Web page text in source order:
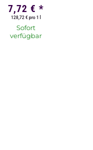
7,72 € *
128,72 € pro 1 l
Sofort
verfügbar